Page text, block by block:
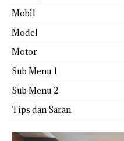
Mobil
Model
Motor
Sub Menu 1
Sub Menu 2
Tips dan Saran